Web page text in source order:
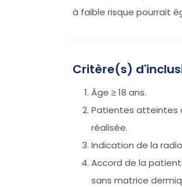
à faible risque pourrait
Critère(s)
Âge ≥ 18 ans.
Patientes atteintes
réalisée.
Indication de la
Accord de la
sans matrice